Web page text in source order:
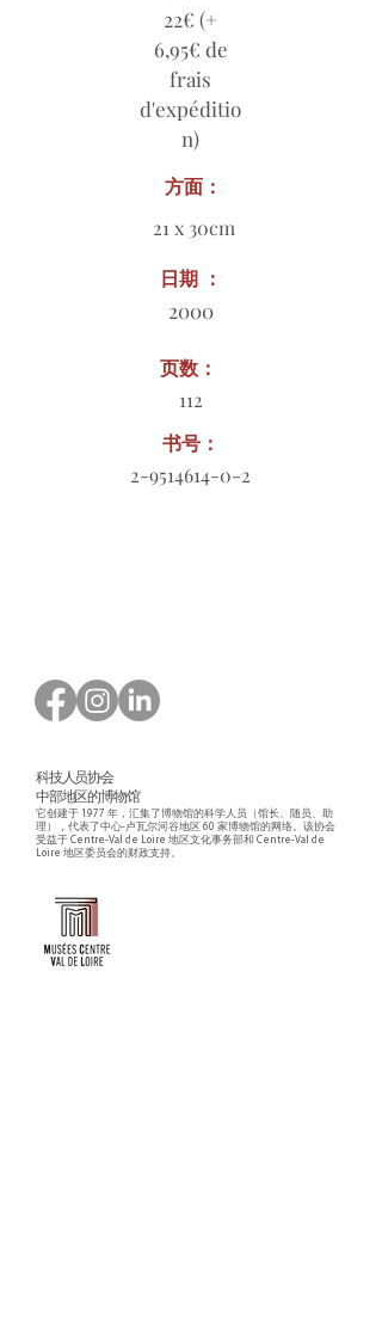
22€ (+
6,95€ de
frais
d'expéditio
n)
方面：
21 x 30cm
日期 ：
2000
页数：
112
书号：
2-9514614-0-2
科技人员协会
中部地区的博物馆
它创建于 1977 年，汇集了博物馆的科学人员（馆长、随员、助
理），代表了中心-卢瓦尔河谷地区 60 家博物馆的网络。该协会
受益于 Centre-Val de Loire 地区文化事务部和 Centre-Val de
Loire 地区委员会的财政支持。